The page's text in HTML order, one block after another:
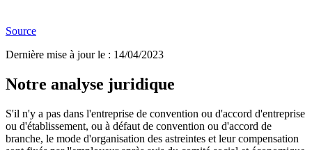
Source
Dernière mise à jour le : 14/04/2023
Notre analyse juridique
S'il n'y a pas dans l'entreprise de convention ou d'accord d'entreprise
ou d'établissement, ou à défaut de convention ou d'accord de
branche, le mode d'organisation des astreintes et leur compensation